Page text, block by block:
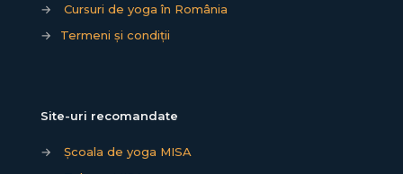
→
Cursuri de yoga în România
→
Termeni și condiții
Site-uri recomandate
→
Școala de yoga MISA